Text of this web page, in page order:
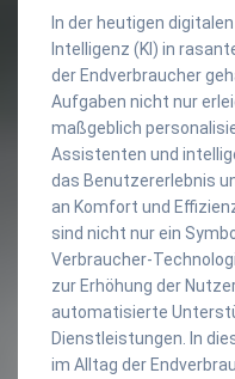
In der heutigen
Intelligenz (KI) in
der Endverbraucher
Aufgaben nicht nur
maßgeblich
Assistenten und
das Benutzererlebnis
an Komfort und
sind nicht nur ein
Verbraucher-
zur Erhöhung der
automatisierte
Dienstleistungen. In
im Alltag der